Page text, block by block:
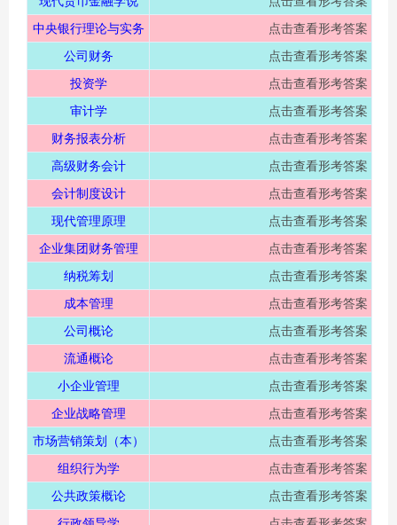
中央银行理论与实务
点击查看形考答案
公司财务
点击查看形考答案
投资学
点击查看形考答案
审计学
点击查看形考答案
财务报表分析
点击查看形考答案
高级财务会计
点击查看形考答案
会计制度设计
点击查看形考答案
现代管理原理
点击查看形考答案
企业集团财务管理
点击查看形考答案
纳税筹划
点击查看形考答案
成本管理
点击查看形考答案
公司概论
点击查看形考答案
流通概论
点击查看形考答案
小企业管理
点击查看形考答案
企业战略管理
点击查看形考答案
市场营销策划（本）
点击查看形考答案
组织行为学
点击查看形考答案
公共政策概论
点击查看形考答案